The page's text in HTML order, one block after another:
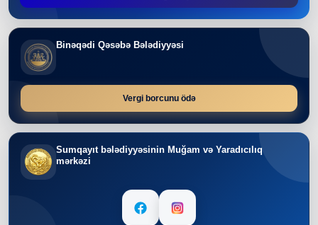
Binəqədi Qəsəbə Bələdiyyəsi
Vergi borcunu ödə
Sumqayıt bələdiyyəsinin Muğam və Yaradıcılıq
mərkəzi